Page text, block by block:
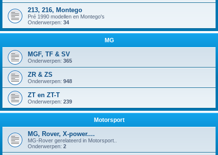
213, 216, Montego
Pré 1990 modellen en Montego's
Onderwerpen: 34
MG
MGF, TF & SV
Onderwerpen: 365
ZR & ZS
Onderwerpen: 948
ZT en ZT-T
Onderwerpen: 239
Motorsport
MG, Rover, X-power....
MG-Rover gerelateerd in Motorsport..
Onderwerpen: 2